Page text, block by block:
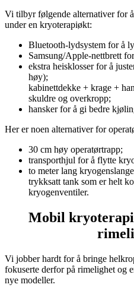
Vi tilbyr følgende alternativer for
under en kryoterapiøkt:
Bluetooth-lydsystem for å
Samsung/Apple-nettbrett
ekstra heisklosser for å
høy);
kabinettdekke + krage +
skuldre og overkropp;
hansker for å gi bedre
Her er noen alternativer for
30 cm høy operatørtrapp;
transporthjul for å flytte
to meter lang
trykksatt tank som er helt
kryogenventiler.
Mobil
Vi jobber hardt for å bringe
fokuserte derfor på rimelighet og
nye modeller.